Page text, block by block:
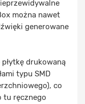
można nawet
generowane
drukowaną
typu SMD
co
tu ręcznego